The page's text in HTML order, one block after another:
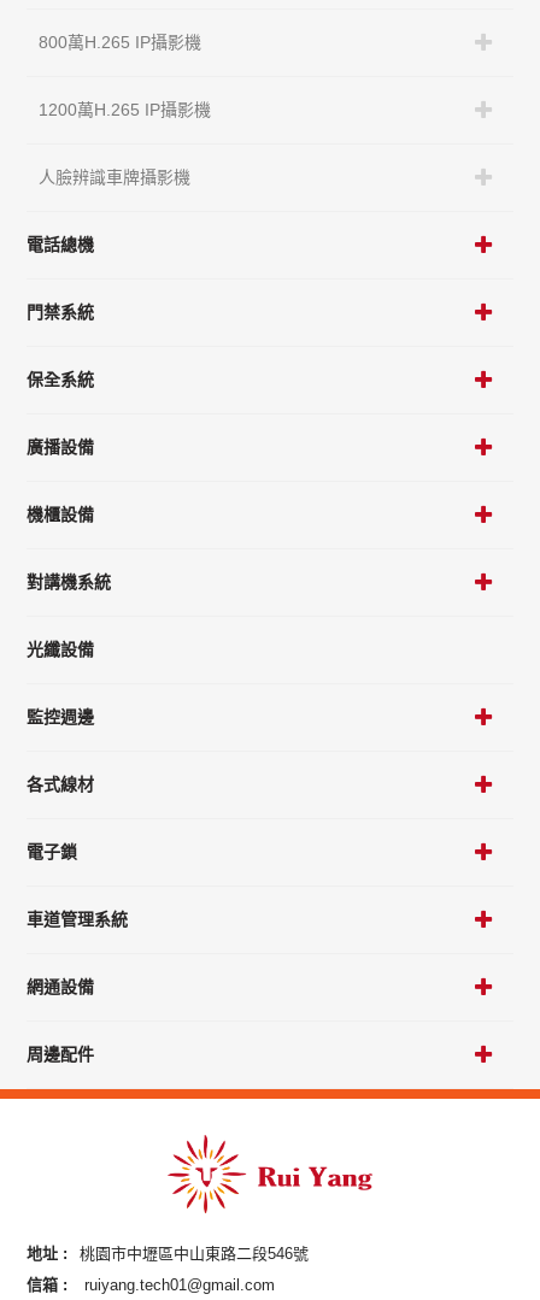
800萬H.265 IP攝影機
1200萬H.265 IP攝影機
人臉辨識車牌攝影機
電話總機
門禁系統
保全系統
廣播設備
機櫃設備
對講機系統
光纖設備
監控週邊
各式線材
電子鎖
車道管理系統
網通設備
周邊配件
地址 :
桃園市中壢區中山東路二段546號
信箱 :
ruiyang.tech01@gmail.com